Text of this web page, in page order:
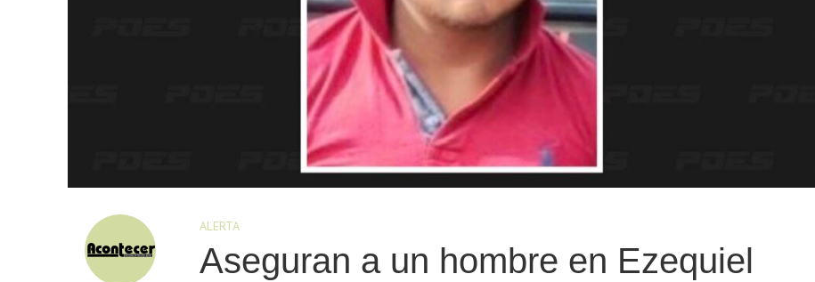
ALERTA
Aseguran a un hombre en Ezequiel